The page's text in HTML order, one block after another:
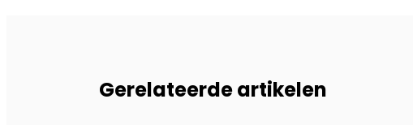
Gerelateerde artikelen